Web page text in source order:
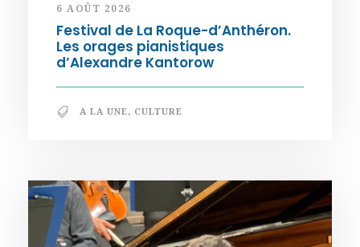
6 AOÛT 2026
Festival de La Roque-d’Anthéron.
Les orages pianistiques
d’Alexandre Kantorow
A LA UNE, CULTURE